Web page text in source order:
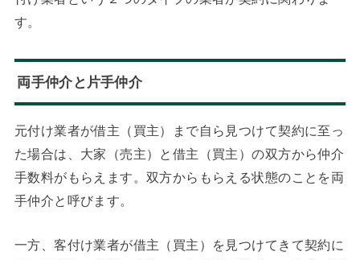
す。
両手仲介と片手仲介
元付け業者が借主（買主）まで自ら見つけて契約に至っ
た場合は、大家（売主）と借主（買主）の双方から仲介
手数料がもらえます。双方からもらえる状態のことを両
手仲介と呼びます。
一方、客付け業者が借主（買主）を見つけてきて契約に